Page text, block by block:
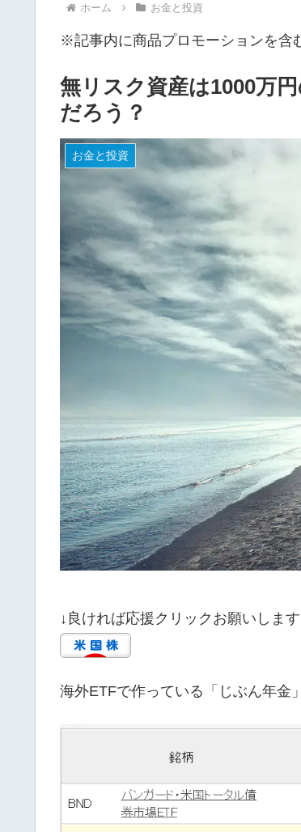
ホーム お金と投資
※記事内に商品プロモーションを含
無リスク資産は1000万
だろう？
お金と投資
↓良ければ応援クリックお願いします
海外ETFで作っている「じぶん年金